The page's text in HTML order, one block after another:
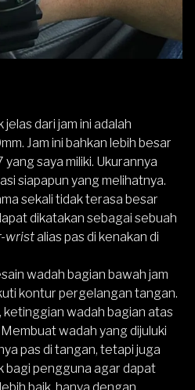
dari jam ini adalah
Jam ini bahkan lebih besar
saya miliki. Ukurannya
siapapun yang melihatnya.
sekali tidak terasa besar
dikatakan sebagai sebuah
wristalias pas di kenakan di
wadah bagian bawah jam
kontur pergelangan tangan.
ketinggian wadah bagian atas
wadah yang dijuluki
pas di tangan, tetapi juga
bagi pengguna agar dapat